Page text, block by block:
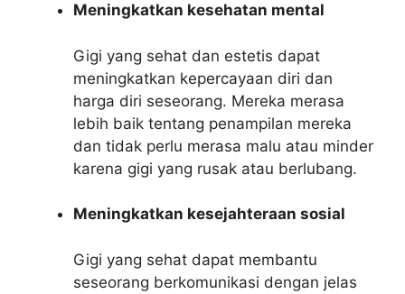
Meningkatkan kesehatan mental
Gigi yang sehat dan estetis dapat
meningkatkan kepercayaan diri dan
harga diri seseorang. Mereka merasa
lebih baik tentang penampilan mereka
dan tidak perlu merasa malu atau minder
karena gigi yang rusak atau berlubang.
Meningkatkan kesejahteraan sosial
Gigi yang sehat dapat membantu
seseorang berkomunikasi dengan jelas